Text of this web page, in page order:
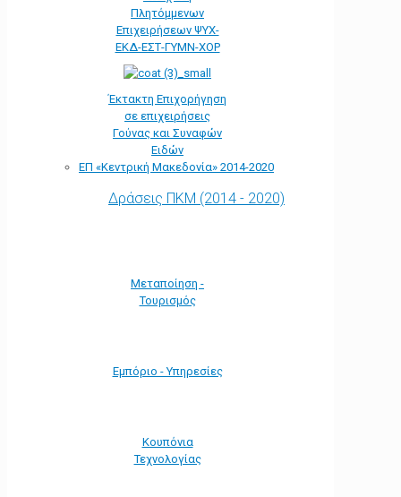
Πλητόμμενων
Επιχειρήσεων ΨΥΧ-
ΕΚΔ-ΕΣΤ-ΓΥΜΝ-ΧΟΡ
Έκτακτη Επιχορήγηση
σε επιχειρήσεις
Γούνας και Συναφών
Ειδών
ΕΠ «Kεντρική Μακεδονία» 2014-2020
Δράσεις ΠΚΜ (2014 - 2020)
Μεταποίηση -
Τουρισμός
Εμπόριο - Υπηρεσίες
Κουπόνια
Τεχνολογίας